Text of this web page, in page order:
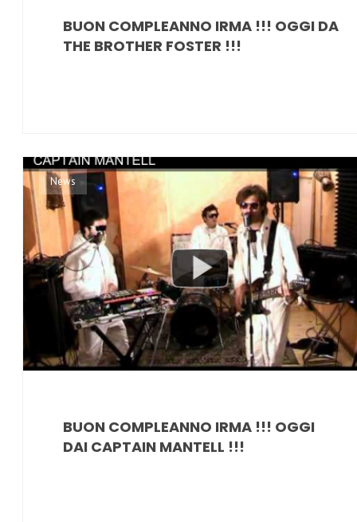
BUON COMPLEANNO IRMA !!! OGGI DA
THE BROTHER FOSTER !!!
News
BUON COMPLEANNO IRMA !!! OGGI
DAI CAPTAIN MANTELL !!!